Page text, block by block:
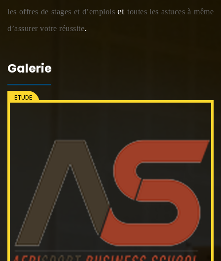
les offres de stages et d’emploisettoutes les astuces à même
d’assurer votre réussite.
Galerie